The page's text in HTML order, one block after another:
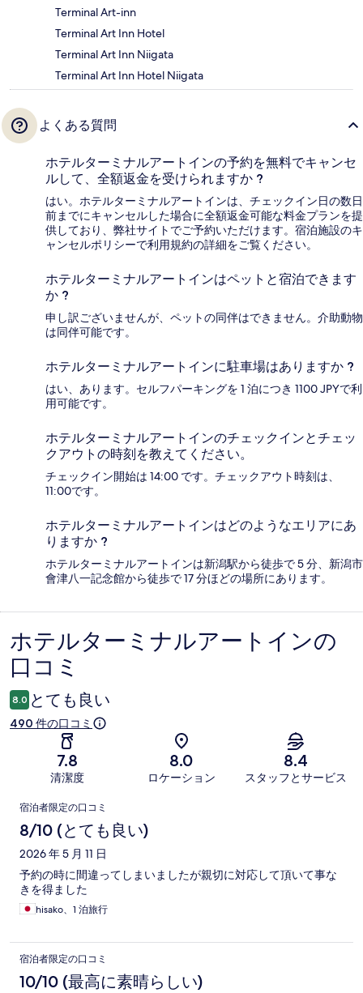
Terminal Art-inn
Terminal Art Inn Hotel
Terminal Art Inn Niigata
Terminal Art Inn Hotel Niigata
よくある質問
ホテルターミナルアートインの予約を無料でキャンセ
ルして、全額返金を受けられますか ?
はい。ホテルターミナルアートインは、チェックイン日の数日
前までにキャンセルした場合に全額返金可能な料金プランを提
供しており、弊社サイトでご予約いただけます。宿泊施設のキ
ャンセルポリシーで利用規約の詳細をご覧ください。
ホテルターミナルアートインはペットと宿泊できます
か ?
申し訳ございませんが、ペットの同伴はできません。介助動物
は同伴可能です。
ホテルターミナルアートインに駐車場はありますか ?
はい、あります。セルフパーキングを 1 泊につき 1100 JPYで利
用可能です。
ホテルターミナルアートインのチェックインとチェッ
クアウトの時刻を教えてください。
チェックイン開始は 14:00 です。チェックアウト時刻は、
11:00です。
ホテルターミナルアートインはどのようなエリアにあ
りますか ?
ホテルターミナルアートインは新潟駅から徒歩で 5 分、新潟市
會津八一記念館から徒歩で 17 分ほどの場所にあります。
口
コ
ミ
ホテルターミナルアートインの
口コミ
8.0 とても良い
490 件の口コミ
7.8
清潔度
8.0
ロケーション
8.4
スタッフとサービス
口
コ
ミ
宿泊者限定の口コミ
8/10 (とても良い)
2026 年 5 月 11 日
予約の時に間違ってしまいましたが親切に対応して頂いて事な
きを得ました
hisako、1 泊旅行
宿泊者限定の口コミ
10/10 (最高に素晴らしい)